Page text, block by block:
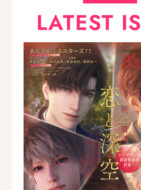
LATEST